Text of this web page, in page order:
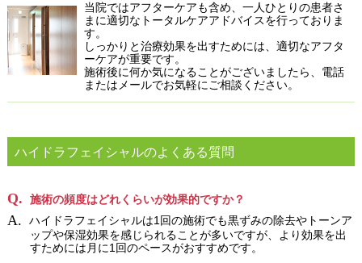
当院ではアフターケアも含め、一人ひとりの患者さ
まに適切なトータルケアアドバイスを行っておりま
す。
しっかりと治療効果を出すためには、適切なアフタ
ーケアが重要です。
施術後に何か気になることがございましたら、電話
またはメールでお気軽にご相談ください。
ハイドラフェイシャルのよくある質問
施術の頻度はどれくらいが効果的ですか？
ハイドラフェイシャルは1回の施術でも黒ずみの除去やトーンア
ップや保湿効果を感じられることが多いですが、より効果を出
すためには月に1回のペースがおすすめです。